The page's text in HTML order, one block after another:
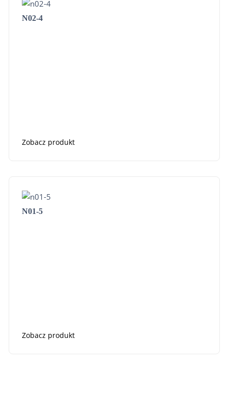
N02-4
Zobacz produkt
N01-5
Zobacz produkt